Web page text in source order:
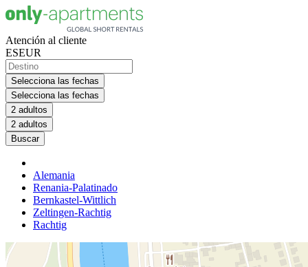
Atención al cliente
ESEUR
Selecciona las fechas
Selecciona las fechas
2 adultos
2 adultos
Buscar
Alemania
Renania-Palatinado
Bernkastel-Wittlich
Zeltingen-Rachtig
Rachtig